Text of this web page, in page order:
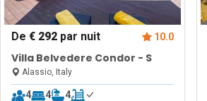
De€ 292 par nuit 10.0
Villa Belvedere Condor - S
Alassio, Italy
4 4 4